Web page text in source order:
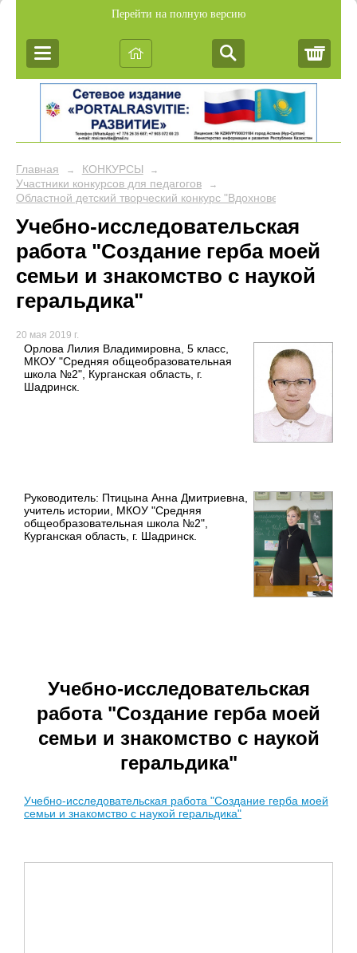
Перейти на полную версию
Главная → КОНКУРСЫ →
Участники конкурсов для педагогов →
Областной детский творческий конкурс "Вдохновение"
Учебно-исследовательская
работа "Создание герба моей
семьи и знакомство с наукой
геральдика"
20 мая 2019 г.
Орлова Лилия Владимировна, 5 класс,
МКОУ "Средняя общеобразовательная
школа №2", Курганская область, г.
Шадринск.
Руководитель: Птицына Анна Дмитриевна,
учитель истории, МКОУ "Средняя
общеобразовательная школа №2",
Курганская область, г. Шадринск.
Учебно-исследовательская
работа "Создание герба моей
семьи и знакомство с наукой
геральдика"
Учебно-исследовательская работа "Создание герба моей
семьи и знакомство с наукой геральдика"